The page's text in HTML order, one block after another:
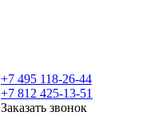
+7 495 118-26-44
+7 812 425-13-51
Заказать звонок